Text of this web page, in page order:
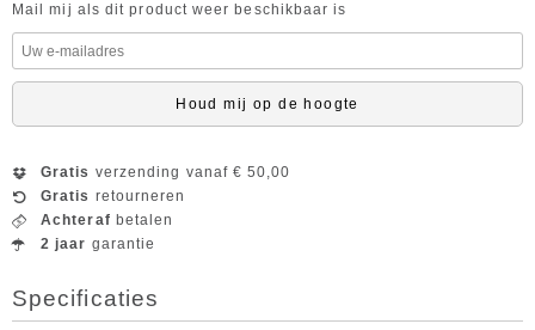
Mail mij als dit product weer beschikbaar is
Houd mij op de hoogte
Gratis verzending vanaf € 50,00
Gratis retourneren
Achteraf betalen
2 jaar garantie
Specificaties